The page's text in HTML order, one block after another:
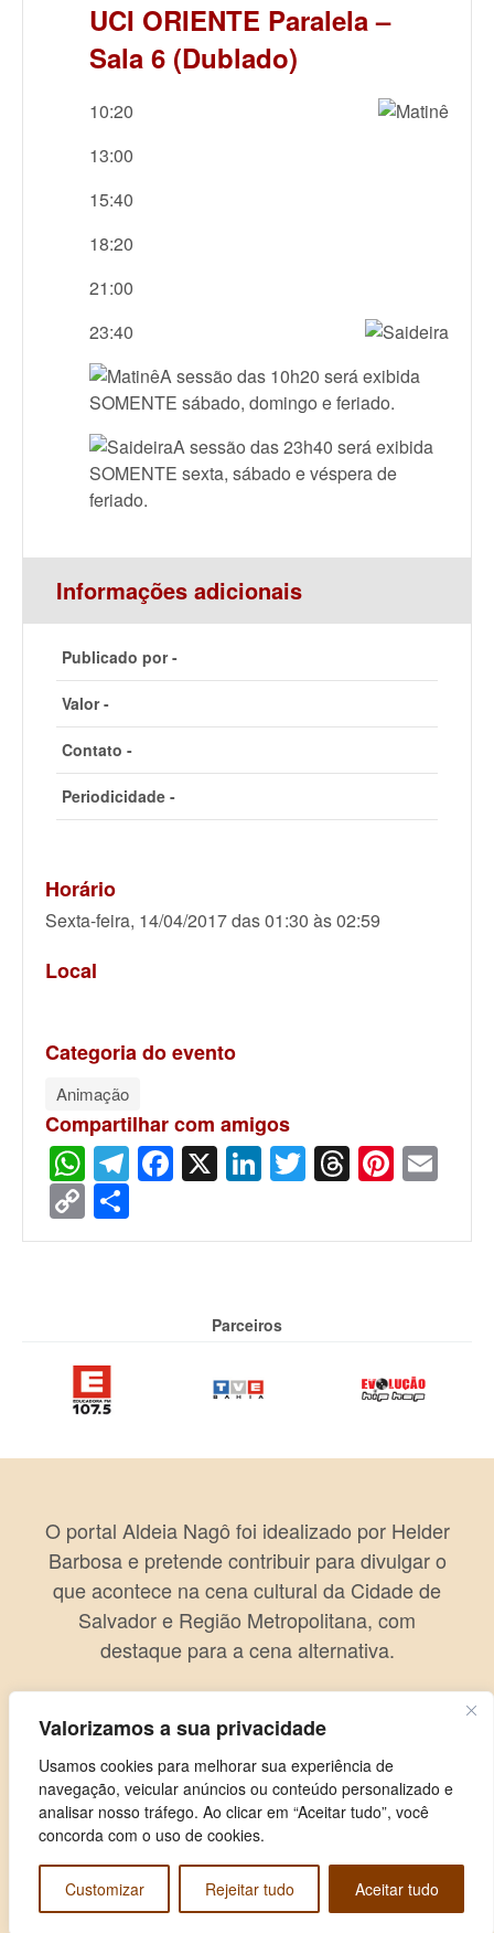
Valorizamos a sua privacidade
Usamos cookies para melhorar sua experiência de
navegação, veicular anúncios ou conteúdo personalizado e
analisar nosso tráfego. Ao clicar em “Aceitar tudo”, você
concorda com o uso de cookies.
Customizar Rejeitar tudo Aceitar tudo
UCI ORIENTE Paralela –
Sala 6 (Dublado)
10:20
13:00
15:40
18:20
21:00
23:40
A sessão das 10h20 será exibida
SOMENTE sábado, domingo e feriado.
A sessão das 23h40 será exibida
SOMENTE sexta, sábado e véspera de
feriado.
Informações adicionais
Publicado por -
Valor -
Contato -
Periodicidade -
Horário
Sexta-feira, 14/04/2017 das 01:30 às 02:59
Local
Categoria do evento
Animação
Compartilhar com amigos
WhatsApp
Telegram
Facebook
X LinkedIn
Twitter
Threads
Copy
Link
Parceiros
O portal Aldeia Nagô foi idealizado por Helder
Barbosa e pretende contribuir para divulgar o
que acontece na cena cultural da Cidade de
Salvador e Região Metropolitana, com
destaque para a cena alternativa.
Copyright © 2026 Aldeia Nagô. Todos os direitos reservados.